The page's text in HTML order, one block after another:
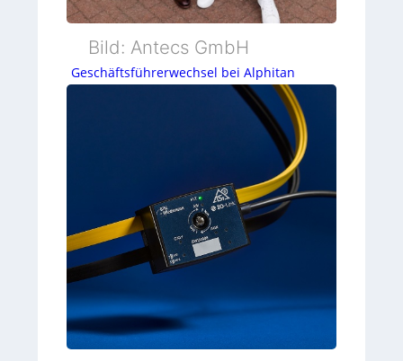
Bild: Antecs GmbH
Geschäftsführerwechsel bei Alphitan